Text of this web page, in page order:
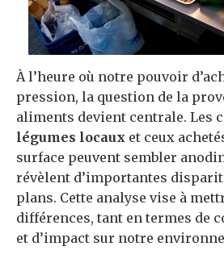
À l’heure où notre pouvoir
pression, la question de la
aliments devient centrale. Les
légumes locaux et ceux
surface peuvent sembler
révèlent d’importantes
plans. Cette analyse vise à
différences, tant en termes de
et d’impact sur notre